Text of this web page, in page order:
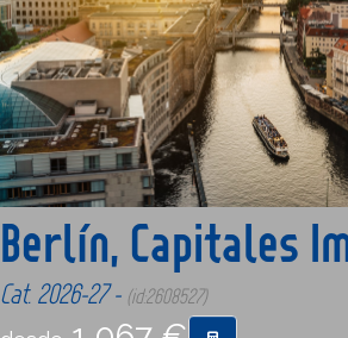
ORIENTE
PROMOCIONES
COMPRAR
Berlín, Capitales
Cat. 2026-27 - (id:2608527)